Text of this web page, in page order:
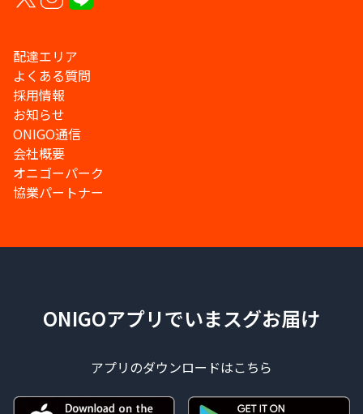
配達エリア
よくある質問
採用情報
お知らせ
ONIGO通信
会社概要
オニゴーパーク
協業パートナー
ONIGOアプリでいまスグお届け
アプリのダウンロードはこちら